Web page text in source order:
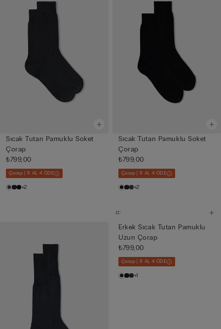
Sıcak Tutan Pamuklu Soket
Çorap
₺799,00
Çorap | 5 AL 4 ÖDE
+2
Sıcak Tutan Pamuklu Soket
Çorap
₺799,00
Çorap | 5 AL 4 ÖDE
+2
Erkek Sıcak Tutan Pamuklu
Uzun Çorap
₺799,00
Çorap | 5 AL 4 ÖDE
+1